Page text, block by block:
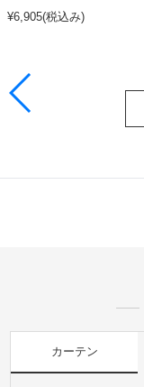
¥6,905(税込み)
カーテン